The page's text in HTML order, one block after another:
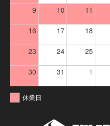
9 10 11
16 17 18
23 24 25
30 31 1
休業日